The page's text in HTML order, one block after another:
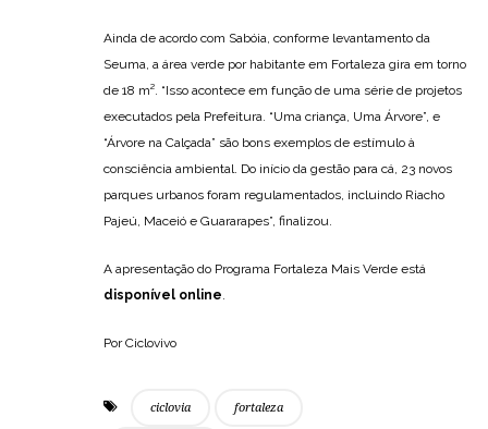
Ainda de acordo com Sabóia, conforme levantamento da
Seuma, a área verde por habitante em Fortaleza gira em torno
de 18 m². “Isso acontece em função de uma série de projetos
executados pela Prefeitura. “Uma criança, Uma Árvore”, e
“Árvore na Calçada” são bons exemplos de estímulo à
consciência ambiental. Do início da gestão para cá, 23 novos
parques urbanos foram regulamentados, incluindo Riacho
Pajeú, Maceió e Guararapes”, finalizou.
A apresentação do Programa Fortaleza Mais Verde está
disponível online.
Por Ciclovivo
ciclovia fortaleza